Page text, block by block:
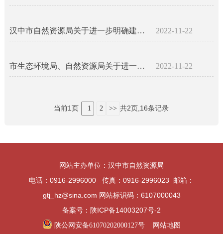
汉中市自然资源局关于进一步明确建设用地准入管理中土壤污染调查相关工作的通知 汉市自然资发〔2021〕88号 2022-11-22
市生态环境局、自然资源局关于进一步加强建设用地土壤环境联动监管、规范评审程序的通知 汉环函〔2021〕94号 2022-11-22
当前1页 1 2 >> 共2页,16条记录
网站主办单位：汉中市自然资源局
电话：0916-2996000 传真：0916-2996023 邮箱：
gtj_hz@sina.com 网站标识码：6107000043
备案号：陕ICP备14003207号-2
陕公网安备61070202000127号 网站地图